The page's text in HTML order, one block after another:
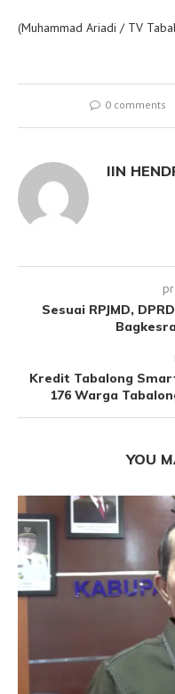
(Muhammad Ariadi / TV
0 comments
IIN
Sesuai RPJMD,
Kredit Tabalong
176 Warga
YOU